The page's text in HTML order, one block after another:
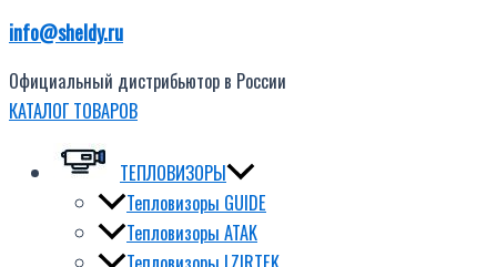
info@sheldy.ru
Официальный дистрибьютор в России
КАТАЛОГ ТОВАРОВ
ТЕПЛОВИЗОРЫ
Тепловизоры GUIDE
Тепловизоры ATAK